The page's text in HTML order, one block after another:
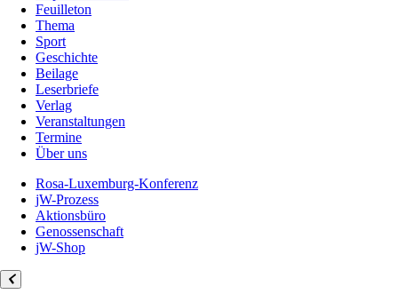
Feuilleton
Thema
Sport
Geschichte
Beilage
Leserbriefe
Verlag
Veranstaltungen
Termine
Über uns
Rosa-Luxemburg-Konferenz
jW-Prozess
Aktionsbüro
Genossenschaft
jW-Shop